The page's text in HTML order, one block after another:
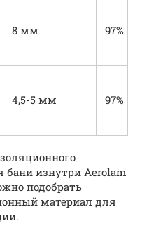
8 мм 97%
4,5-5 мм 97%
бани изнутри Aerolam
подобрать
материал для